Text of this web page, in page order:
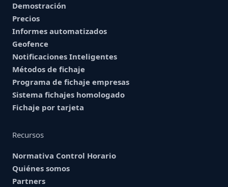
Demostración
Precios
Informes automatizados
Geofence
Notificaciones Inteligentes
Métodos de fichaje
Programa de fichaje empresas
Sistema fichajes homologado
Fichaje por tarjeta
Recursos
Normativa Control Horario
Quiénes somos
Partners